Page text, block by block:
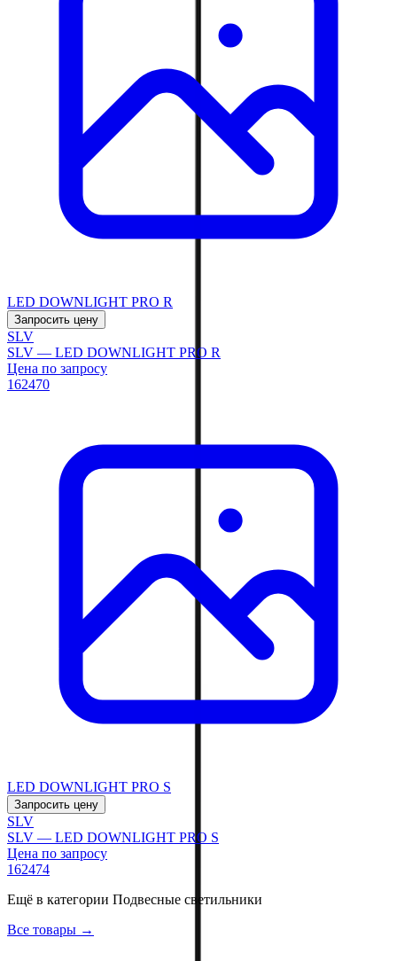
LED DOWNLIGHT PRO R
Запросить цену
SLV
SLV — LED DOWNLIGHT PRO R
Цена по запросу
162470
LED DOWNLIGHT PRO S
Запросить цену
SLV
SLV — LED DOWNLIGHT PRO S
Цена по запросу
162474
Ещё в категории Подвесные светильники
Все товары →